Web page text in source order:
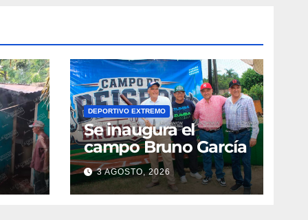
DEPORTIVO EXTREMO
Se inaugura el
campo Bruno García
3 AGOSTO, 2026